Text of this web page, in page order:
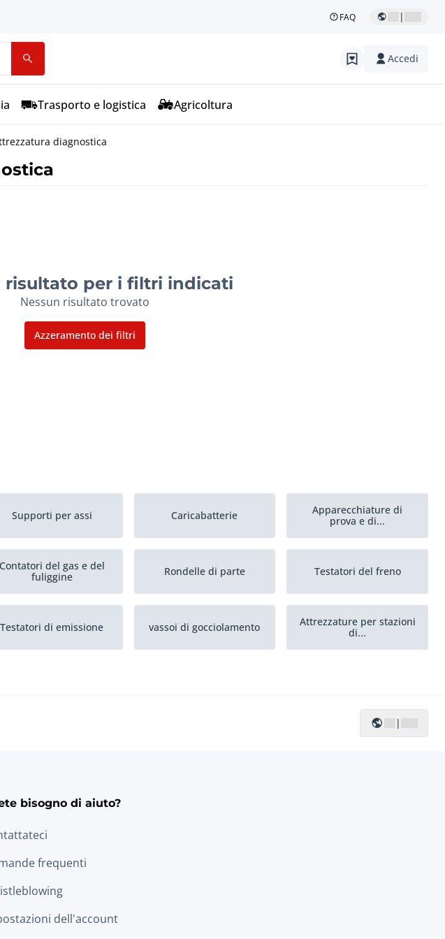
FAQ |
Accedi
Trasporto e logistica Agricoltura
diagnostica
risultato per i filtri indicati
Nessun risultato trovato
Azzeramento dei filtri
Supporti per assi Caricabatterie
Apparecchiature di
prova e di...
Contatori del gas e del
fuliggine
Rondelle di parte Testatori del freno
Testatori di emissione vassoi di gocciolamento
Attrezzature per stazioni
di...
|
bisogno di aiuto?
frequenti
dell'account